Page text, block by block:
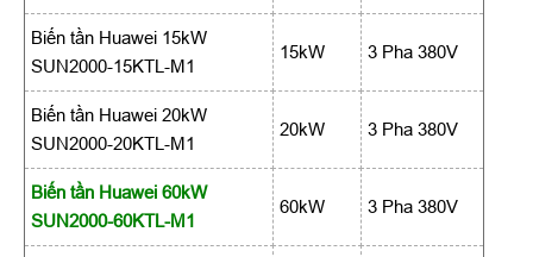
Biến tần Huawei 15kW
SUN2000-15KTL-M1
15kW 3 Pha 380V
Biến tần Huawei 20kW
SUN2000-20KTL-M1
20kW 3 Pha 380V
Biến tần Huawei 60kW
SUN2000-60KTL-M1
60kW 3 Pha 380V